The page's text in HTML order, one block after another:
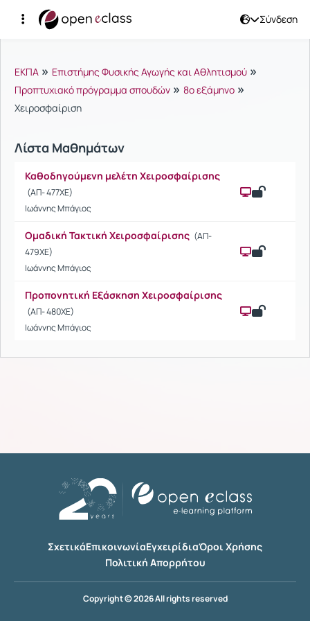
Σύνδεση
Μαθήματα
ΕΚΠΑ » Επιστήμης Φυσικής Αγωγής και Αθλητισμού »
Προπτυχιακό πρόγραμμα σπουδών » 8ο εξάμηνο »
Χειροσφαίριση
Λίστα Μαθημάτων
Καθοδηγούμενη μελέτη Χειροσφαίρισης
(ΑΠ- 477ΧΕ)
Ιωάννης Μπάγιος
Ομαδική Τακτική Χειροσφαίρισης (ΑΠ-
479ΧΕ)
Ιωάννης Μπάγιος
Προπονητική Εξάσκηση Χειροσφαίρισης
(ΑΠ- 480ΧΕ)
Ιωάννης Μπάγιος
ΣχετικάΕπικοινωνίαΕγχειρίδιαΌροι Χρήσης
Πολιτική Απορρήτου
Copyright © 2026 All rights reserved